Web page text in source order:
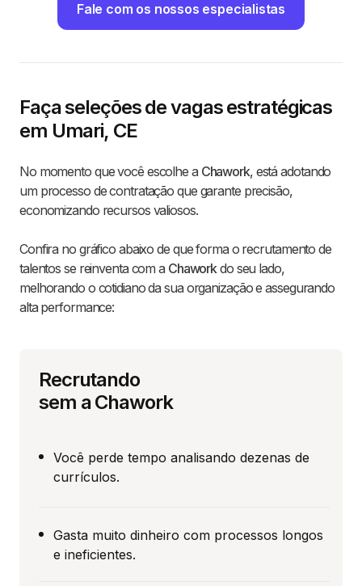
Fale com os nossos especialistas
Faça seleções de vagas estratégicas
em Umari, CE
No momento que você escolhe a Chawork, está adotando
um processo de contratação que garante precisão,
economizando recursos valiosos.
Confira no gráfico abaixo de que forma o recrutamento de
talentos se reinventa com a Chaworkdo seu lado,
melhorando o cotidiano da sua organização e assegurando
alta performance:
Recrutando
sem a Chawork
Você perde tempo analisando dezenas de
currículos.
Gasta muito dinheiro com processos longos
e ineficientes.